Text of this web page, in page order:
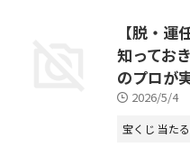
【脱・
知ってお
のプロが
2026/5/4
宝くじ 当た